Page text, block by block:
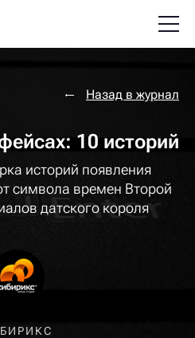
Назад в журнал
10 историй
историй появления
символа времен Второй
датского короля